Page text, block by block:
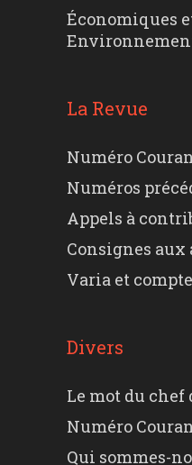
Économiques
La Revue
Numéro
Numéros
Appels à
Consignes aux
Varia et
Divers
Le mot du chef
Numéro
Qui sommes-